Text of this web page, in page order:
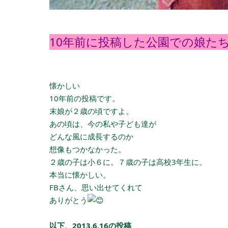
10年前に投稿した公園での娘た
懐かしい
10年前の投稿です。
末娘が２歳の頃ですよ。
あの頃は、今の私や子ども達が
どんな風に成長するのか
想像もつかなかった。
２歳の子は小６に。７歳の子は高校3年生に。
本当に懐かしい。
FBさん、思い出せてくれて
ありがとう
以下、2013.6.16の投稿